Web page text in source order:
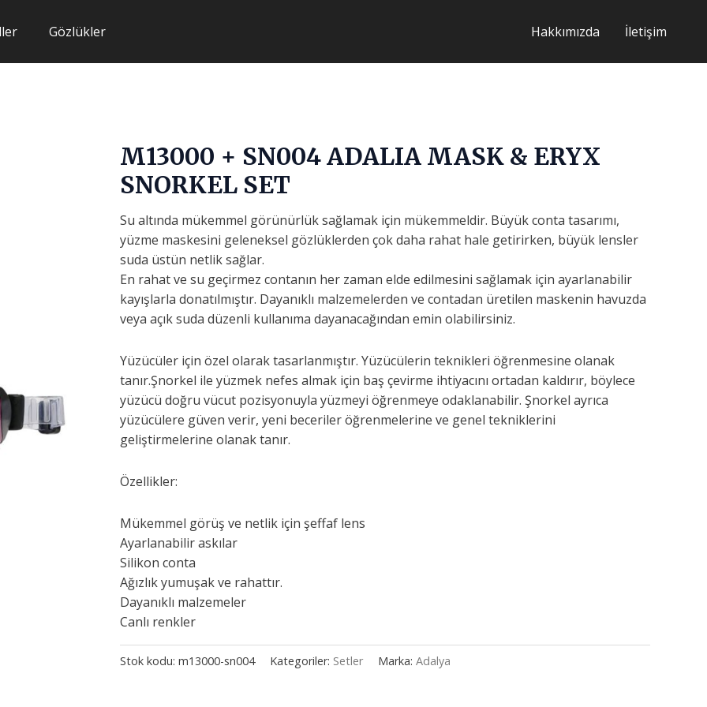
Gözlükler Hakkımızda İletişim
M13000 + SN004 ADALIA MASK & ERYX
SNORKEL SET
Su altında mükemmel görünürlük sağlamak için mükemmeldir. Büyük conta tasarımı,
yüzme maskesini geleneksel gözlüklerden çok daha rahat hale getirirken, büyük lensler
suda üstün netlik sağlar.
En rahat ve su geçirmez contanın her zaman elde edilmesini sağlamak için ayarlanabilir
kayışlarla donatılmıştır. Dayanıklı malzemelerden ve contadan üretilen maskenin havuzda
veya açık suda düzenli kullanıma dayanacağından emin olabilirsiniz.
Yüzücüler için özel olarak tasarlanmıştır. Yüzücülerin teknikleri öğrenmesine olanak
tanır.Şnorkel ile yüzmek nefes almak için baş çevirme ihtiyacını ortadan kaldırır, böylece
yüzücü doğru vücut pozisyonuyla yüzmeyi öğrenmeye odaklanabilir. Şnorkel ayrıca
yüzücülere güven verir, yeni beceriler öğrenmelerine ve genel tekniklerini
geliştirmelerine olanak tanır.
Özellikler:
Mükemmel görüş ve netlik için şeffaf lens
Ayarlanabilir askılar
Silikon conta
Ağızlık yumuşak ve rahattır.
Dayanıklı malzemeler
Canlı renkler
Stok kodu: m13000-sn004 Kategoriler: Setler Marka: Adalya